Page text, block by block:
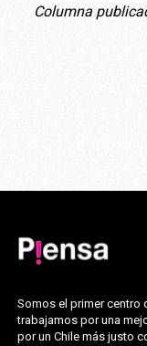
Columna
Somos el primer centro
trabajamos por una
por un Chile más justo